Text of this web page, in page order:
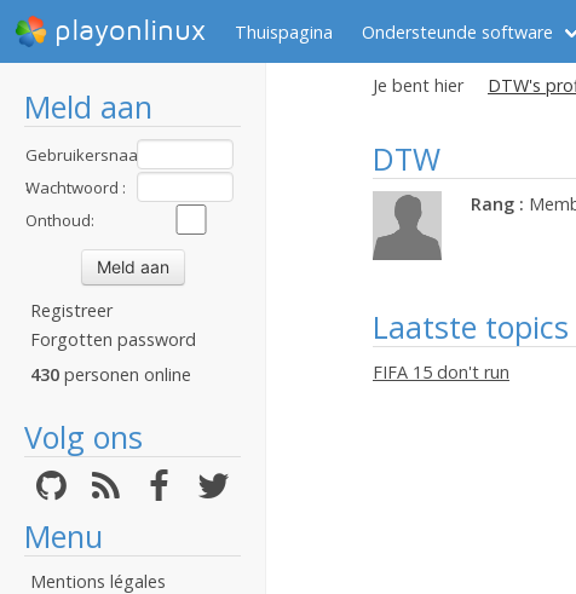
playonlinux Thuispagina Ondersteunde software
Meld aan
Gebruikersnaam
:Wachtwoord :
Onthoud:
Registreer
Forgotten password
430 personen online
Volg ons
Menu
Mentions légales
Je bent hier DTW's
DTW
Rang :
Laatste topics
FIFA 15 don't run